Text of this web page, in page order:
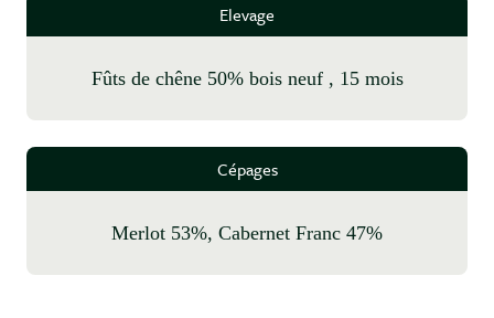
Elevage
fûts de chêne 50% bois neuf , 15 mois
Cépages
Merlot 53%, Cabernet Franc 47%